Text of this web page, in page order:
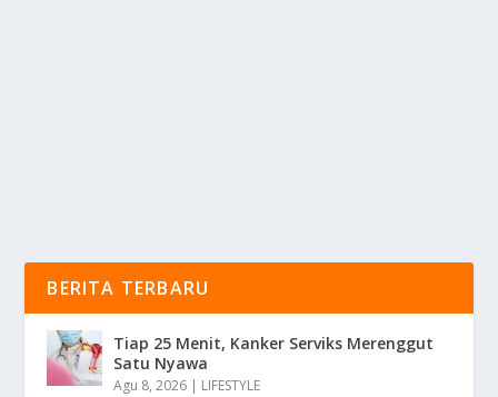
BERITA TERBARU
Tiap 25 Menit, Kanker Serviks Merenggut
Satu Nyawa
Agu 8, 2026 | LIFESTYLE